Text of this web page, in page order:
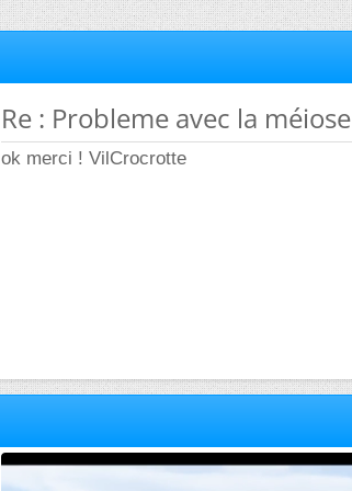
Re : Probleme avec la méiose
ok merci ! VilCrocrotte